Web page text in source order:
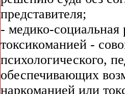
представителя;
- медико-
токсикоманией -
психологического,
обеспечивающих
наркоманией или